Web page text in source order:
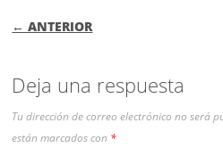
NAVEGACIÓN
← ANTERIOR
Deja una respuesta
Tu dirección de correo electrónico no será
están marcados con *